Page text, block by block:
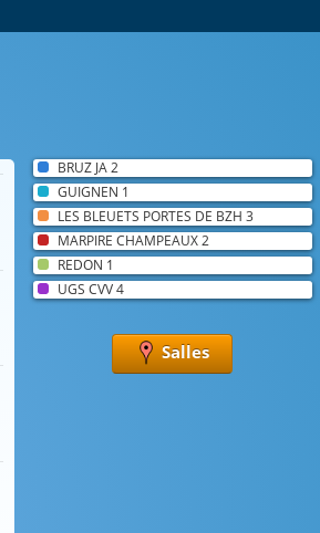
BRUZ JA 2
GUIGNEN 1
LES BLEUETS PORTES DE BZH 3
MARPIRE CHAMPEAUX 2
REDON 1
UGS CVV 4
Salles